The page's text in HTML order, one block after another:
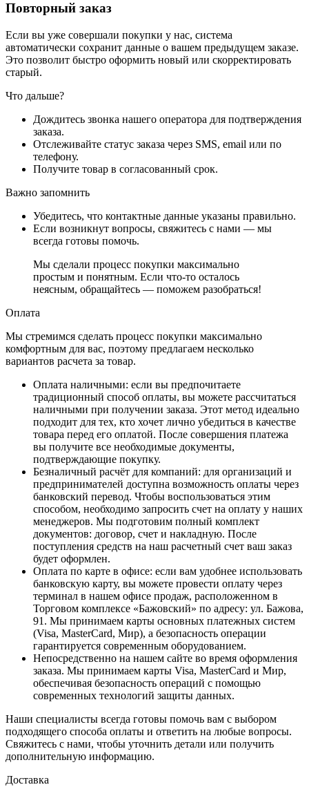
Повторный заказ
Если вы уже совершали покупки у нас, система
автоматически сохранит данные о вашем предыдущем заказе.
Это позволит быстро оформить новый или скорректировать
старый.
Что дальше?
Дождитесь звонка нашего оператора для подтверждения
заказа.
Отслеживайте статус заказа через SMS, email или по
телефону.
Получите товар в согласованный срок.
Важно запомнить
Убедитесь, что контактные данные указаны правильно.
Если возникнут вопросы, свяжитесь с нами — мы
всегда готовы помочь.
Мы сделали процесс покупки максимально
простым и понятным. Если что-то осталось
неясным, обращайтесь — поможем разобраться!
Оплата
Мы стремимся сделать процесс покупки максимально
комфортным для вас, поэтому предлагаем несколько
вариантов расчета за товар.
Оплата наличными: если вы предпочитаете
традиционный способ оплаты, вы можете рассчитаться
наличными при получении заказа. Этот метод идеально
подходит для тех, кто хочет лично убедиться в качестве
товара перед его оплатой. После совершения платежа
вы получите все необходимые документы,
подтверждающие покупку.
Безналичный расчёт для компаний: для организаций и
предпринимателей доступна возможность оплаты через
банковский перевод. Чтобы воспользоваться этим
способом, необходимо запросить счет на оплату у наших
менеджеров. Мы подготовим полный комплект
документов: договор, счет и накладную. После
поступления средств на наш расчетный счет ваш заказ
будет оформлен.
Оплата по карте в офисе: если вам удобнее использовать
банковскую карту, вы можете провести оплату через
терминал в нашем офисе продаж, расположенном в
Торговом комплексе «Бажовский» по адресу: ул. Бажова,
91. Мы принимаем карты основных платежных систем
(Visa, MasterCard, Мир), а безопасность операции
гарантируется современным оборудованием.
Непосредственно на нашем сайте во время оформления
заказа. Мы принимаем карты Visa, MasterCard и Мир,
обеспечивая безопасность операций с помощью
современных технологий защиты данных.
Наши специалисты всегда готовы помочь вам с выбором
подходящего способа оплаты и ответить на любые вопросы.
Свяжитесь с нами, чтобы уточнить детали или получить
дополнительную информацию.
Доставка